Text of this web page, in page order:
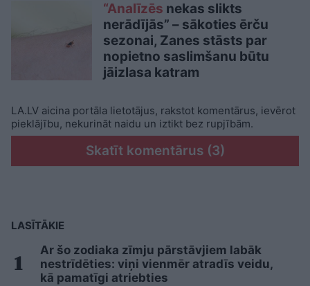
“Analīzēs nekas slikts
nerādījās” – sākoties ērču
sezonai, Zanes stāsts par
nopietno saslimšanu būtu
jāizlasa katram
LA.LV aicina portāla lietotājus, rakstot komentārus, ievērot
pieklājību, nekurināt naidu un iztikt bez rupjībām.
Skatīt komentārus (3)
LASĪTĀKIE
Ar šo zodiaka zīmju pārstāvjiem labāk
nestrīdēties: viņi vienmēr atradīs veidu,
kā pamatīgi atriebties